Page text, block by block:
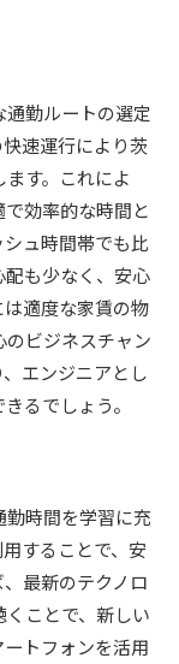
勤ルートの選定
速運行により茨
す。これによ
効率的な時間と
ュ時間帯でも比
も少なく、安心
適度な家賃の物
ビジネスチャン
エンジニアとし
るでしょう。
時間を学習に充
することで、安
最新のテクノロ
ことで、新しい
トフォンを活用